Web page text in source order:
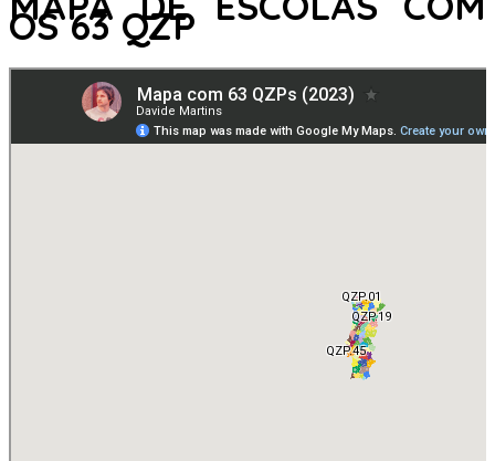
OS 63 QZP